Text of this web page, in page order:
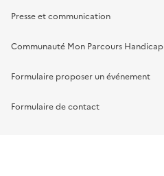
Presse et communication
Communauté Mon Parcours Handicap
Formulaire proposer un événement
Formulaire de contact